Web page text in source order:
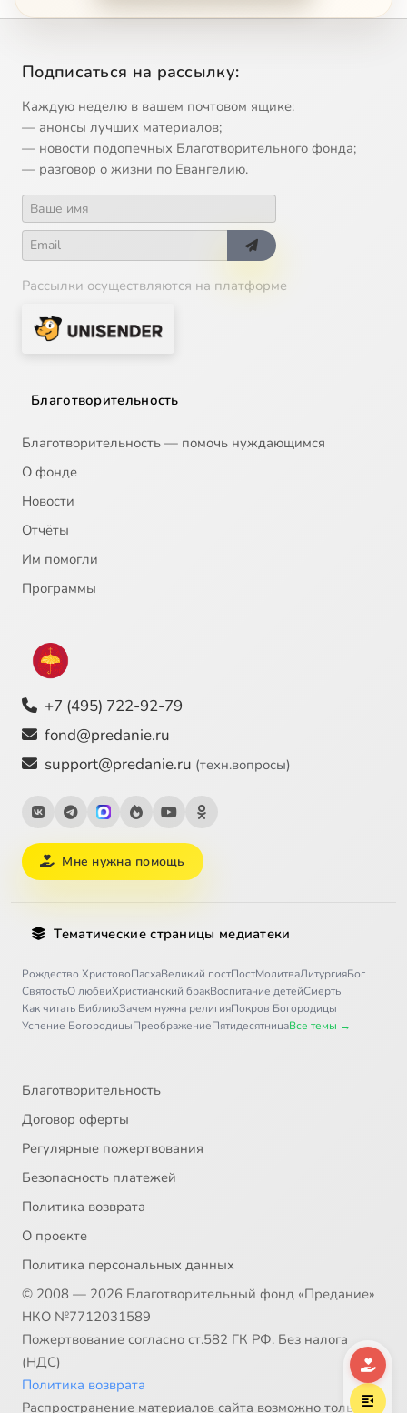
17
18
19
Te Deum laudamus in C major, K.141(66b)
Подписаться на рассылку:
Каждую неделю в вашем почтовом ящике:
— анонсы лучших материалов;
— новости подопечных Благотворительного фонда;
— разговор о жизни по Евангелию.
Рассылки осуществляются на платформе
Благотворительность
Благотворительность — помочь нуждающимся
О фонде
Новости
Отчёты
Им помогли
Программы
+7 (495) 722-92-79
fond@predanie.ru
support@predanie.ru (техн.вопросы)
Мне нужна помощь
Тематические страницы медиатеки
Рождество ХристовоПасхаВеликий постПостМолитваЛитургияБог
СвятостьО любвиХристианский бракВоспитание детейСмерть
Как читать БиблиюЗачем нужна религияПокров Богородицы
Успение БогородицыПреображениеПятидесятницаВсе темы →
Благотворительность
Договор оферты
Регулярные пожертвования
Безопасность платежей
Политика возврата
О проекте
Политика персональных данных
© 2008 — 2026 Благотворительный фонд «Предание»
НКО №7712031589
Пожертвование согласно ст.582 ГК РФ. Без налога
(НДС)
Политика возврата
Распространение материалов сайта возможно только в